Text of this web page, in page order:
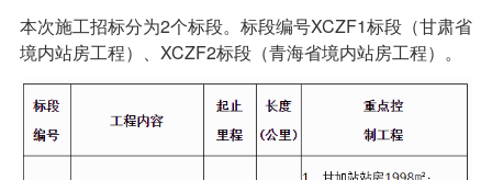
本次施工招标分为2个标段。标段编号XCZF1标段（甘肃省
境内站房工程）、XCZF2标段（青海省境内站房工程）。